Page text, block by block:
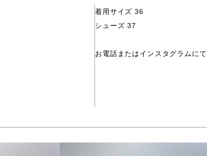
着用サイズ 36
シューズ 37
お電話またはインスタグラムに